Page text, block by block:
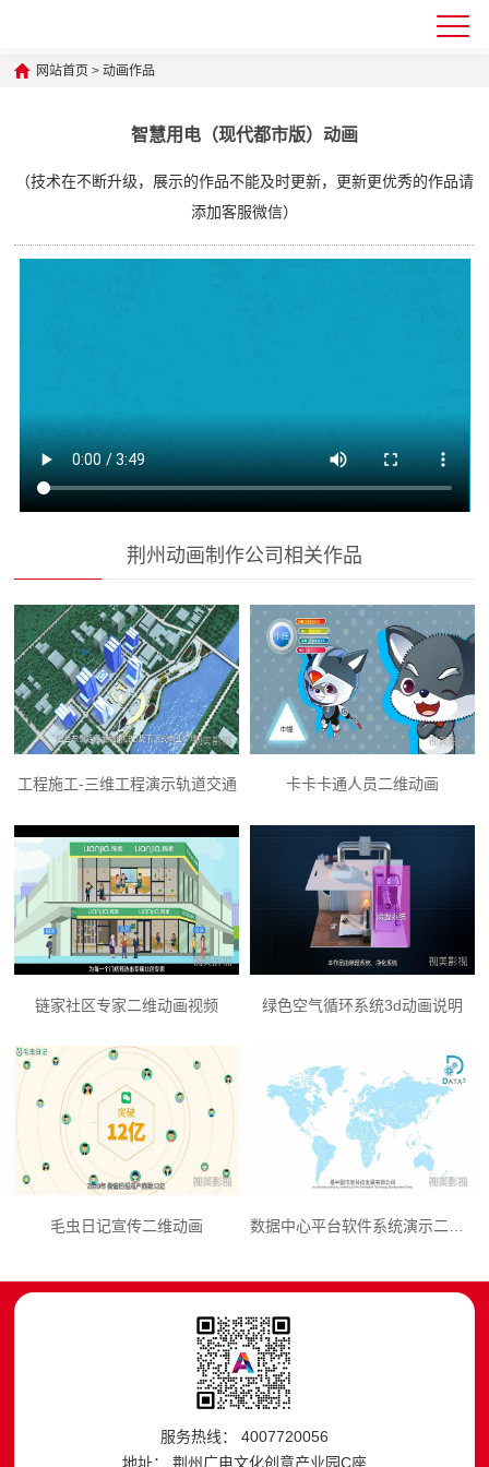
网站首页 >动画作品
智慧用电（现代都市版）动画
（技术在不断升级，展示的作品不能及时更新，更新更优秀的作品请
添加客服微信）
荆州动画制作公司相关作品
工程施工-三维工程演示轨道交通 卡卡卡通人员二维动画
链家社区专家二维动画视频 绿色空气循环系统3d动画说明
毛虫日记宣传二维动画
服务热线： 4007720056
地址： 荆州广电文化创意产业园C座